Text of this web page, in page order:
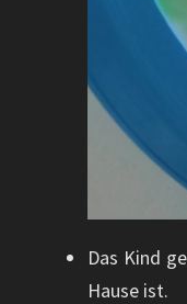
Das Kind
Hause ist.